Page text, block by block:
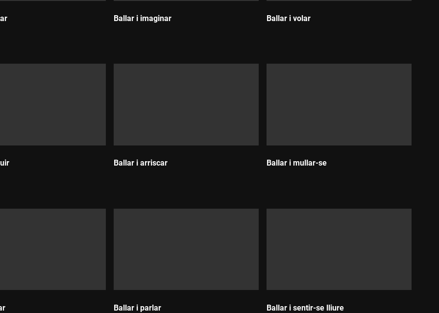
Ballar i imaginar Ballar i volar
Ballar i arriscar Ballar i mullar-se
Ballar i parlar Ballar i sentir-se lliure